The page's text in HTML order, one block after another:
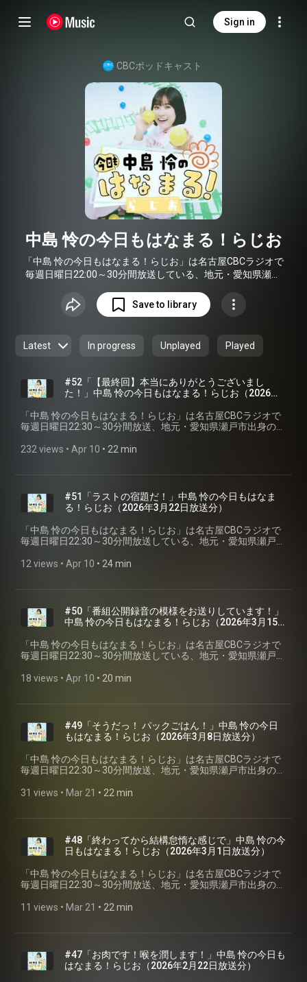
Sign in
CBCポッドキャスト
中島 怜の今日もはなまる！らじお
「⁠中島 怜の今日もはなまる！らじお⁠」は名古屋CBCラジオで
毎週日曜日22:00 ～30分間放送している、地元・愛知県瀬戸
です。聴いている皆さんが、月曜日からも元気で過ごせるよ
うに、「はなまる」をあげちゃいます♪
#CBCラジオ
ています。
Save to library
Latest In progress Unplayed Played
#52「【最終回】本当にありがとうございまし
た！」中島 怜の今日もはなまる！らじお⁠⁠（2026年3
「⁠⁠中島 怜の今日もはなまる！らじお⁠⁠」は名古屋CBCラジオで
毎週日曜日22:30～30分間放送、地元・愛知県瀬戸市出身のシ
いる皆さんが、月曜日からも元気で過ごせるように、「はな
232 views • Apr 10 • 22 min
#51「ラストの宿題だ！」中島 怜の今日もはなま
る！らじお⁠⁠（2026年3月22日放送分）
「⁠⁠中島 怜の今日もはなまる！らじお⁠⁠」は名古屋CBCラジオで
毎週日曜日22:30～30分間放送している、地元・愛知県瀬戸市
す。聴いている皆さんが、月曜日からも元気で過ごせるよう
12 views • Apr 10 • 24 min
#50「番組公開録音の模様をお送りしています！」
中島 怜の今日もはなまる！らじお⁠⁠（2026年3月15
「⁠⁠中島 怜の今日もはなまる！らじお⁠⁠」は名古屋CBCラジオで
毎週日曜日22:30～30分間放送している、地元・愛知県瀬戸市
す。聴いている皆さんが、月曜日からも元気で過ごせるよう
18 views • Apr 10 • 20 min
#49「そうだっ！ パックごはん！」中島 怜の今日
もはなまる！らじお⁠⁠（2026年3月8日放送分）
「⁠⁠中島 怜の今日もはなまる！らじお⁠⁠」は名古屋CBCラジオで
毎週日曜日22:30～30分間放送、地元・愛知県瀬戸市出身のシ
いる皆さんが、月曜日からも元気で過ごせるように、「はな
31 views • Mar 21 • 22 min
#48「終わってから結構怠惰な感じで」中島 怜の今
日もはなまる！らじお⁠⁠（2026年3月1日放送分）
「⁠⁠中島 怜の今日もはなまる！らじお⁠⁠」は名古屋CBCラジオで
毎週日曜日22:30～30分間放送、地元・愛知県瀬戸市出身のシ
いる皆さんが、月曜日からも元気で過ごせるように、「はな
11 views • Mar 21 • 22 min
#47「お肉です！喉を潤します！」中島 怜の今日も
はなまる！らじお⁠⁠（2026年2月22日放送分）